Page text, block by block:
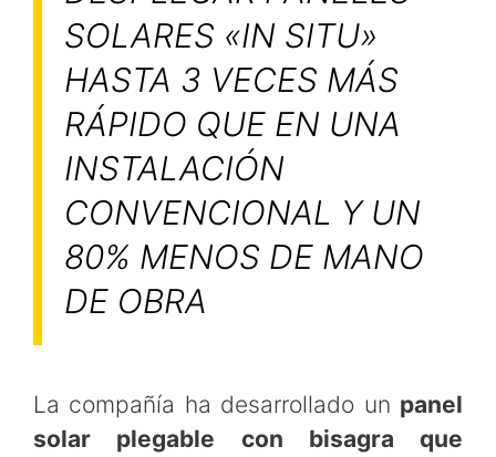
SOLARES «IN SITU»
HASTA 3 VECES MÁS
RÁPIDO QUE EN UNA
INSTALACIÓN
CONVENCIONAL Y UN
80% MENOS DE MANO
DE OBRA
La compañía ha desarrollado un panel
solar plegable con bisagra que